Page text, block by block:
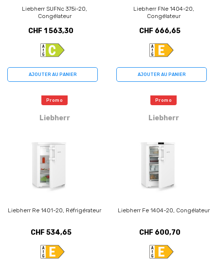
Liebherr SUFNc 375i-20,
Congélateur
CHF 1 563,30
AJOUTER AU PANIER
Liebherr FNe 1404-20,
Congélateur
CHF 666,65
AJOUTER AU PANIER
Promo
Liebherr
Liebherr Re 1401-20, Réfrigérateur
CHF 534,65
Promo
Liebherr
Liebherr Fe 1404-20, Congélateur
CHF 600,70